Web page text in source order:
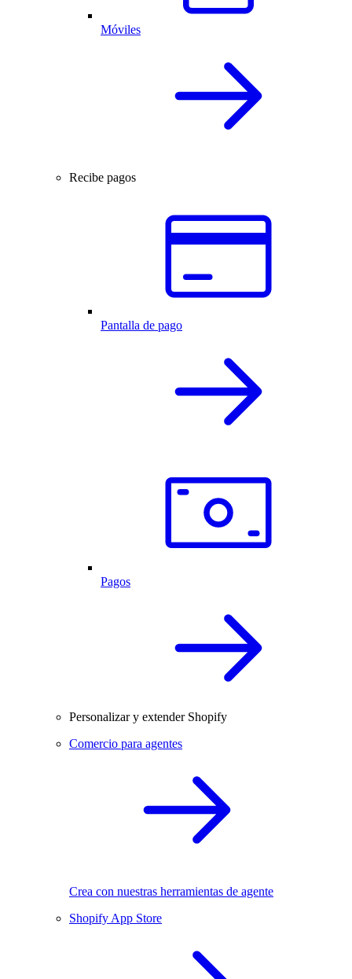
Móviles
Recibe pagos
Pantalla de pago
Pagos
Personalizar y extender Shopify
Comercio para agentes
Crea con nuestras herramientas de agente
Shopify App Store